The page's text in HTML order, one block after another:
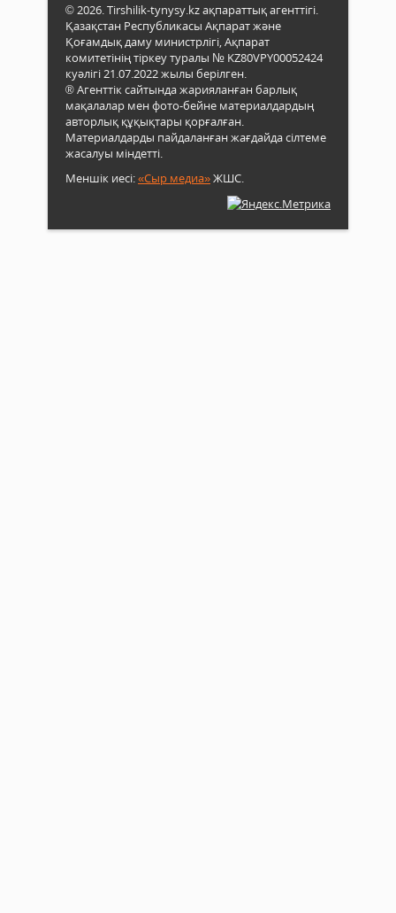
© 2026. Tirshilik-tynysy.kz ақпараттық агенттігі.
Қазақстан Республикасы Ақпарат және
Қоғамдық даму министрлігі, Ақпарат
комитетінің тіркеу туралы № KZ80VPY00052424
куәлігі 21.07.2022 жылы берілген.
® Агенттік сайтында жарияланған барлық
мақалалар мен фото-бейне материалдардың
авторлық құқықтары қорғалған.
Материалдарды пайдаланған жағдайда сілтеме
жасалуы міндетті.
Меншік иесі:«Сыр медиа»ЖШС.